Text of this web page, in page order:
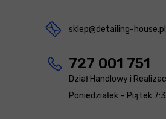
sklep@detailing-house.pl
727 001 751
Dział Handlowy i
Poniedziałek – Piątek